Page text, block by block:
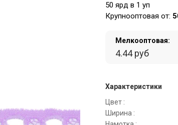
50 ярд в 1 уп
Крупнооптовая от:
Мелкооптовая:
4.44 руб
Характеристики
Цвет :
Ширина :